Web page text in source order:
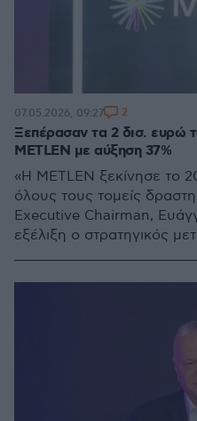
Ξεπέρασαν τα 2 δισ. ευρώ
METLEN με αύξηση 37%
«Η METLEN ξεκίνησε το
όλους τους τομείς
Executive Chairman,
εξέλιξη ο στρατηγικός
07.05.2026, 09:27 2